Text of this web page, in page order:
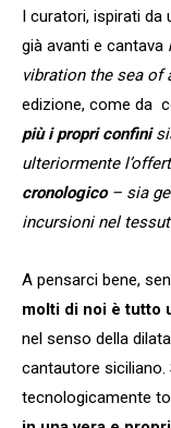
I curatori, ispirati da
già avanti e cantava
vibration the sea of
edizione, come da
più i propri confini
ulteriormente
cronologico– sia
incursioni nel
A pensarci bene,
molti di noi è tutto
nel senso della
cantautore
tecnologicamente